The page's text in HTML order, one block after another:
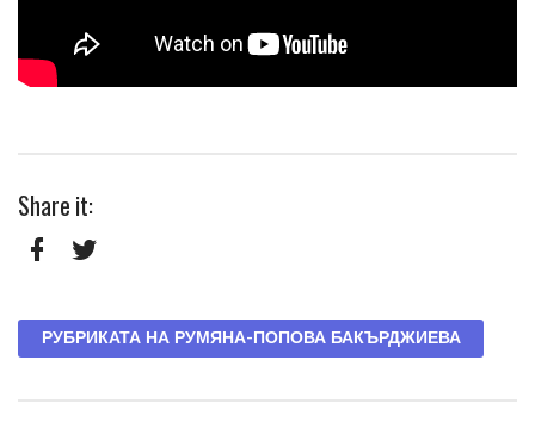
Share it:
РУБРИКАТА НА РУМЯНА-ПОПОВА БАКЪРДЖИЕВА